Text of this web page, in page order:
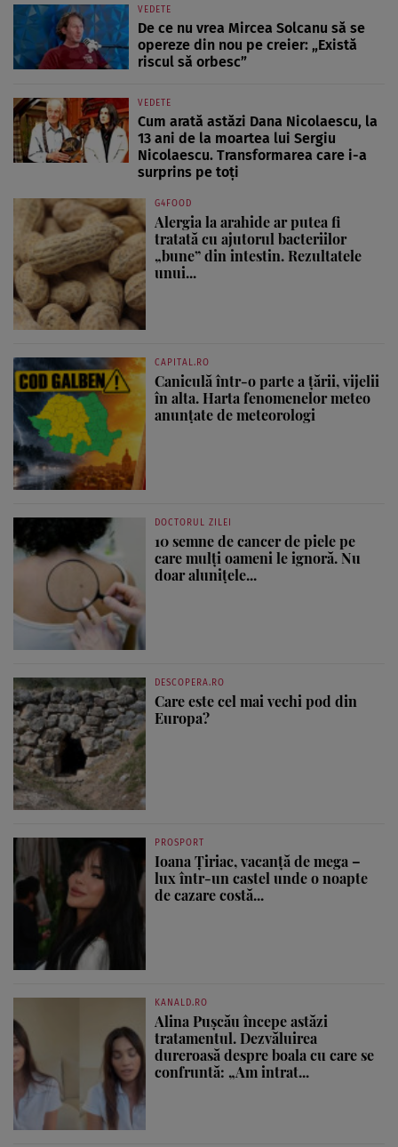
VEDETE
De ce nu vrea Mircea Solcanu să se
opereze din nou pe creier: „Există
riscul să orbesc”
VEDETE
Cum arată astăzi Dana Nicolaescu, la
13 ani de la moartea lui Sergiu
Nicolaescu. Transformarea care i-a
surprins pe toți
G4FOOD
Alergia la arahide ar putea fi
tratată cu ajutorul bacteriilor
„bune” din intestin. Rezultatele
unui...
CAPITAL.RO
Caniculă într-o parte a țării, vijelii
în alta. Harta fenomenelor meteo
anunțate de meteorologi
DOCTORUL ZILEI
10 semne de cancer de piele pe
care mulți oameni le ignoră. Nu
doar alunițele...
DESCOPERA.RO
Care este cel mai vechi pod din
Europa?
PROSPORT
Ioana Țiriac, vacanță de mega –
lux într-un castel unde o noapte
de cazare costă...
KANALD.RO
Alina Pușcău începe astăzi
tratamentul. Dezvăluirea
dureroasă despre boala cu care se
confruntă: „Am intrat...